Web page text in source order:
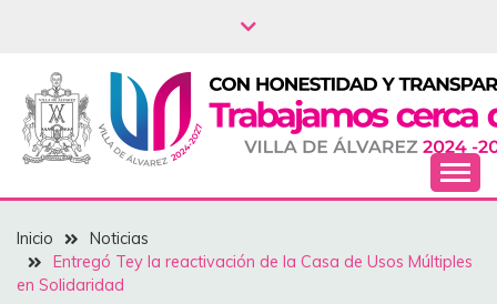
NOTICIAS – VILLA
DEL ÁLVAREZ
Inicio
Noticias
Entregó Tey la reactivación ‎de la Casa de Usos Múltiples
en Solidaridad